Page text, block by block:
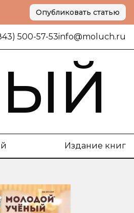
Опубликовать статью
500-57-53info@moluch.ru
Издание книг